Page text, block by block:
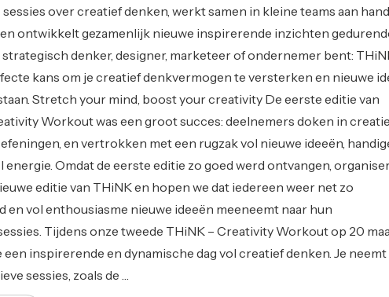
over creatief denken, werkt samen in kleine teams aan
ontwikkelt gezamenlijk nieuwe inspirerende inzichten
strategisch denker, designer, marketeer of ondernemer bent:
kans om je creatief denkvermogen te versterken en nieuwe
Stretch your mind, boost your creativity De eerste editie van
Workout was een groot succes: deelnemers doken in
en vertrokken met een rugzak vol nieuwe ideeën,
energie. Omdat de eerste editie zo goed werd ontvangen,
editie van THiNK en hopen we dat iedereen weer net zo
en vol enthousiasme nieuwe ideeën meeneemt naar hun
Tijdens onze tweede THiNK – Creativity Workout op 20
een inspirerende en dynamische dag vol creatief denken. Je neemt
sessies, zoals de …